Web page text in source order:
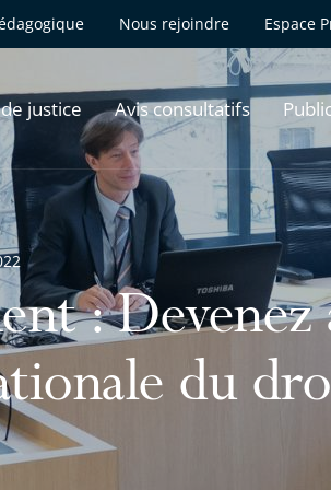
Nous rejoindre Espace
justice Avis consultatifs
: Devenez
du